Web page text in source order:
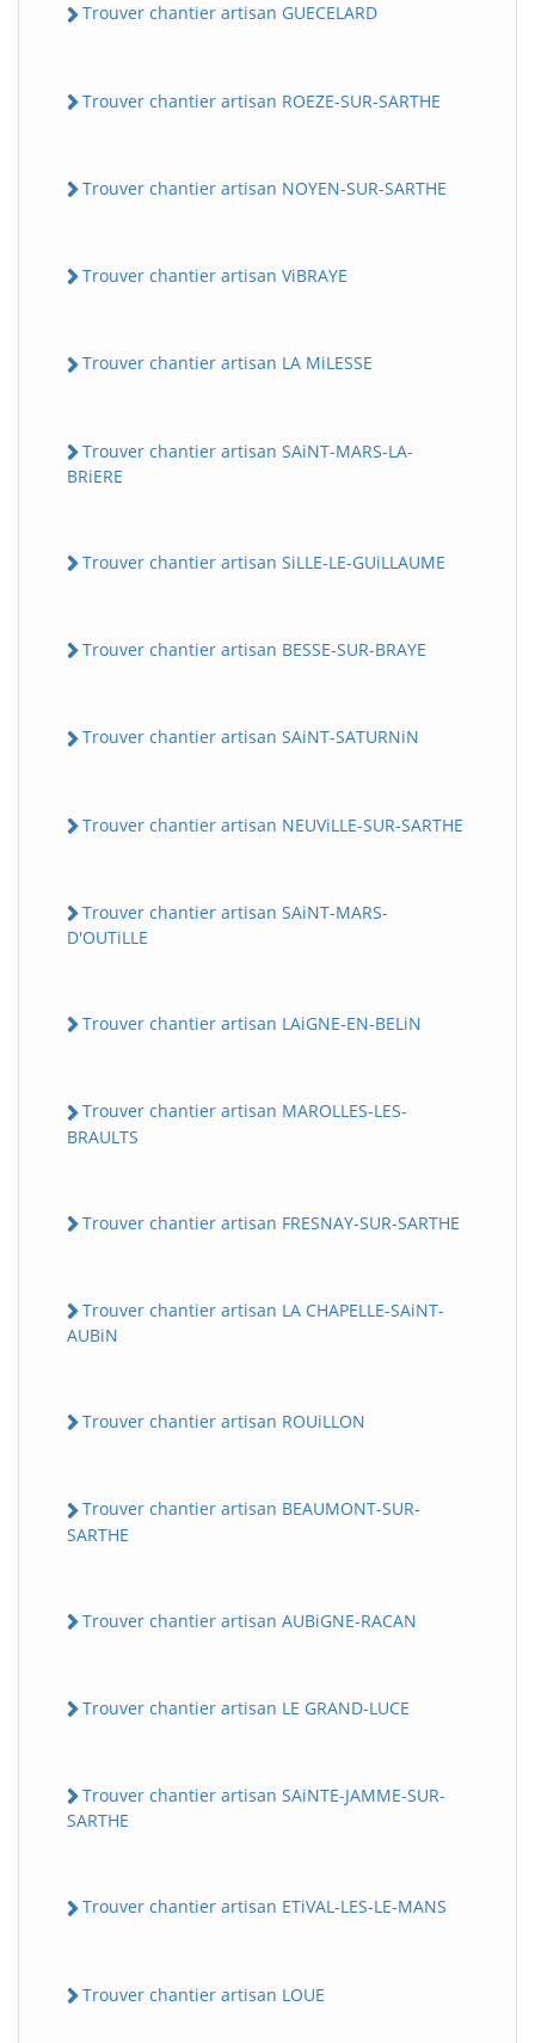
Trouver chantier artisan GUECELARD
Trouver chantier artisan ROEZE-SUR-SARTHE
Trouver chantier artisan NOYEN-SUR-SARTHE
Trouver chantier artisan ViBRAYE
Trouver chantier artisan LA MiLESSE
Trouver chantier artisan SAiNT-MARS-LA-
BRiERE
Trouver chantier artisan SiLLE-LE-GUiLLAUME
Trouver chantier artisan BESSE-SUR-BRAYE
Trouver chantier artisan SAiNT-SATURNiN
Trouver chantier artisan NEUViLLE-SUR-SARTHE
Trouver chantier artisan SAiNT-MARS-
D'OUTiLLE
Trouver chantier artisan LAiGNE-EN-BELiN
Trouver chantier artisan MAROLLES-LES-
BRAULTS
Trouver chantier artisan FRESNAY-SUR-SARTHE
Trouver chantier artisan LA CHAPELLE-SAiNT-
AUBiN
Trouver chantier artisan ROUiLLON
Trouver chantier artisan BEAUMONT-SUR-
SARTHE
Trouver chantier artisan AUBiGNE-RACAN
Trouver chantier artisan LE GRAND-LUCE
Trouver chantier artisan SAiNTE-JAMME-SUR-
SARTHE
Trouver chantier artisan ETiVAL-LES-LE-MANS
Trouver chantier artisan LOUE